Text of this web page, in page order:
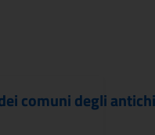
comuni degli